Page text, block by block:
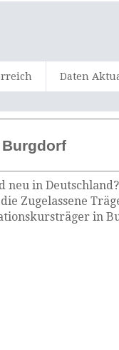
Daten
neu in
Zugelassene
in